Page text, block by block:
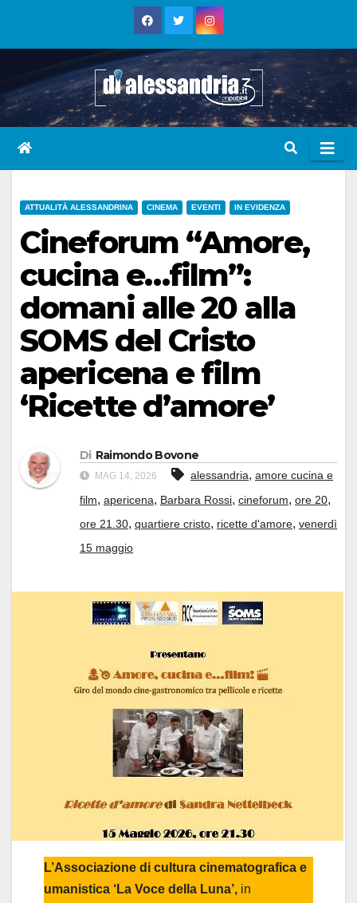
ATTUALITÀ ALESSANDRINA CINEMA EVENTI IN EVIDENZA
Cineforum “Amore,
cucina e…film”:
domani alle 20 alla
SOMS del Cristo
apericena e film
‘Ricette d’amore’
Di Raimondo Bovone
MAG 14, 2026 alessandria, amore cucina e
film, apericena, Barbara Rossi, cineforum, ore 20,
ore 21.30, quartiere cristo, ricette d'amore, venerdì
15 maggio
L’Associazione di cultura cinematografica e
umanistica ‘La Voce della Luna’, in